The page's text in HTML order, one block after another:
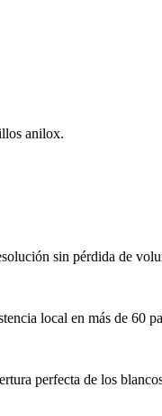
anilox.
sin pérdida de
local en más de 60
perfecta de los